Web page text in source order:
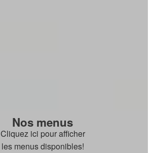
Nos menus
Cliquez ici pour afficher
les menus disponibles!